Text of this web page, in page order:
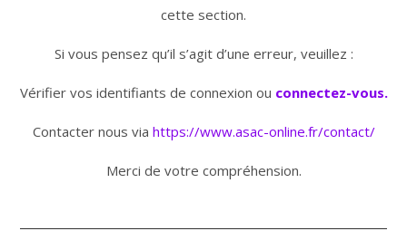
cette section.
Si vous pensez qu’il s’agit d’une erreur, veuillez :
Vérifier vos identifiants de connexion ou connectez-vous.
Contacter nous via https://www.asac-online.fr/contact/
Merci de votre compréhension.